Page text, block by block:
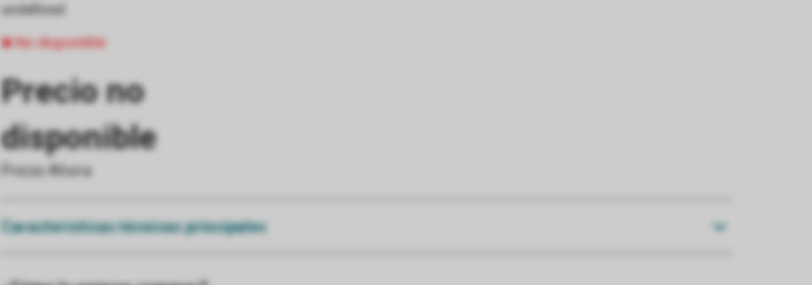
undefined
No disponible
Precio no
disponible
Precio Ahora
Características técnicas principales